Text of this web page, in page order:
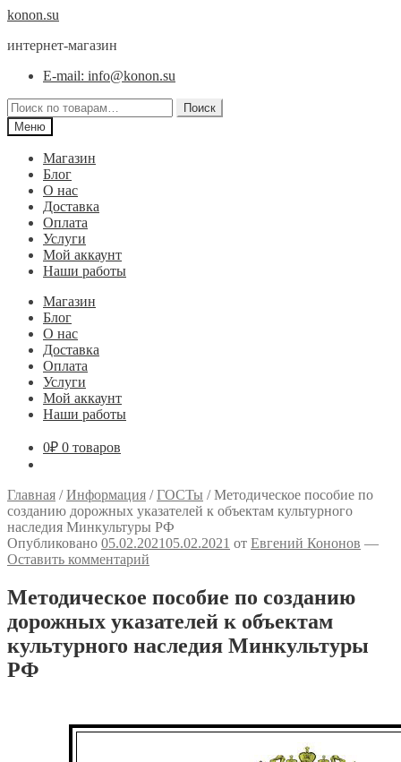
Перейти
навигации
Перейти
содержимому
konon.su
интернет-магазин
E-mail: info@konon.su
Искать:
Поиск
Меню
Магазин
Блог
О нас
Доставка
Оплата
Услуги
Мой аккаунт
Наши работы
Магазин
Блог
О нас
Доставка
Оплата
Услуги
Мой аккаунт
Наши работы
0₽ 0 товаров
Главная /Информация /ГОСТы /Методическое пособие по
созданию дорожных указателей к объектам культурного
наследия Минкультуры РФ
Опубликовано 05.02.202105.02.2021 от Евгений Кононов —
Оставить комментарий
Методическое пособие по созданию
дорожных указателей к объектам
культурного наследия Минкультуры
РФ